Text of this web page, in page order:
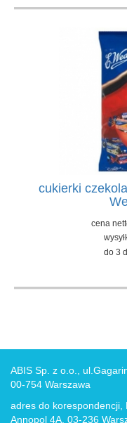
cukierki
cena
do 3
ABIS Sp. z o.o.,
00-754 Warszawa
adres do korespondencji,
Annopol 4A, 03-236